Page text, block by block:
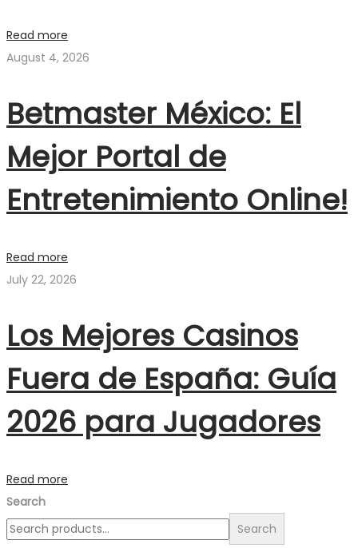
Read more
August 4, 2026
Betmaster México: El
Mejor Portal de
Entretenimiento Online!
Read more
July 22, 2026
Los Mejores Casinos
Fuera de España: Guía
2026 para Jugadores
Read more
Search
Search